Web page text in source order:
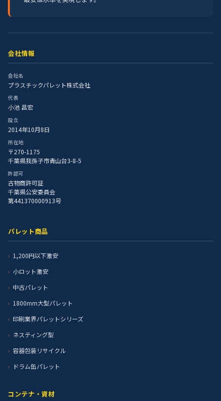
会社情報
会社名
プラスチックパレット株式会社
代表
小池 昌宏
設立
2014年10月8日
所在地
〒270-1175
千葉県我孫子市青山台3-8-5
許認可
古物商許可証
千葉県公安委員会
第441370000913号
パレット商品
1,200円以下激安
小ロット激安
中古パレット
1800mm大型パレット
印刷業界パレットシリーズ
ネスティング型
容器包装リサイクル
ドラム缶パレット
コンテナ・資材